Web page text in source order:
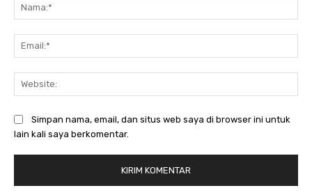
Simpan nama, email, dan situs web saya di browser ini untuk
lain kali saya berkomentar.